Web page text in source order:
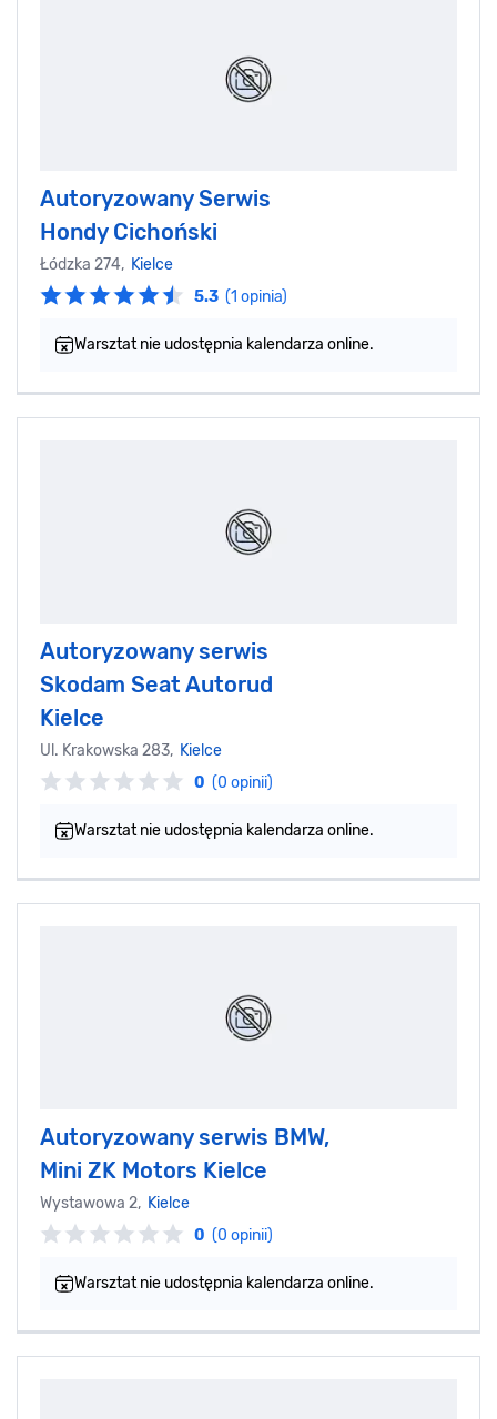
Autoryzowany Serwis
Hondy Cichoński
Łódzka 274, Kielce
5.3 (1 opinia)
Warsztat nie udostępnia kalendarza online.
Autoryzowany serwis
Skodam Seat Autorud
Kielce
Ul. Krakowska 283, Kielce
0 (0 opinii)
Warsztat nie udostępnia kalendarza online.
Autoryzowany serwis BMW,
Mini ZK Motors Kielce
Wystawowa 2, Kielce
0 (0 opinii)
Warsztat nie udostępnia kalendarza online.